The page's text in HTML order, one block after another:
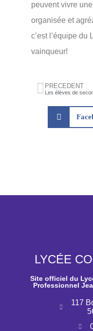
peuvent vivre
organisée et
c’est l’équipe du
vainqueur!
PRÉCÉDENT
LYCÉE
Site officiel du
Professionnel
117